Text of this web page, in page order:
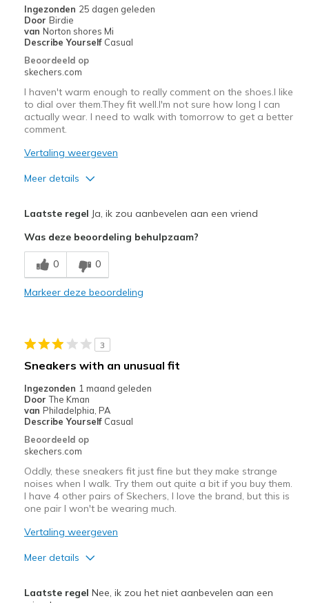
Going Out
Travel
Width
Feels true to width
Sizing
Ingezonden 25 dagen geleden
Door Birdie
van Norton shores Mi
Describe Yourself Casual
Beoordeeld op
skechers.com
I haven't warm enough to really comment on the shoes.I like
to dial over them.They fit well.I'm not sure how long I can
actually wear. I need to walk with tomorrow to get a better
comment.
Vertaling weergeven
Meer details
Stylish
Beste toepassingen
Casual Wear
Sizing
View On Shoes
I'm Into Shoes
Laatste regel Ja, ik zou aanbevelen aan een vriend
Was deze beoordeling behulpzaam?
0 0
Markeer deze beoordeling
3
Sneakers with an unusual fit
Ingezonden 1 maand geleden
Door The Kman
van Philadelphia, PA
Describe Yourself Casual
Beoordeeld op
skechers.com
Oddly, these sneakers fit just fine but they make strange
noises when I walk. Try them out quite a bit if you buy them.
I have 4 other pairs of Skechers, I love the brand, but this is
one pair I won't be wearing much.
Vertaling weergeven
Meer details
Laatste regel Nee, ik zou het niet aanbevelen aan een